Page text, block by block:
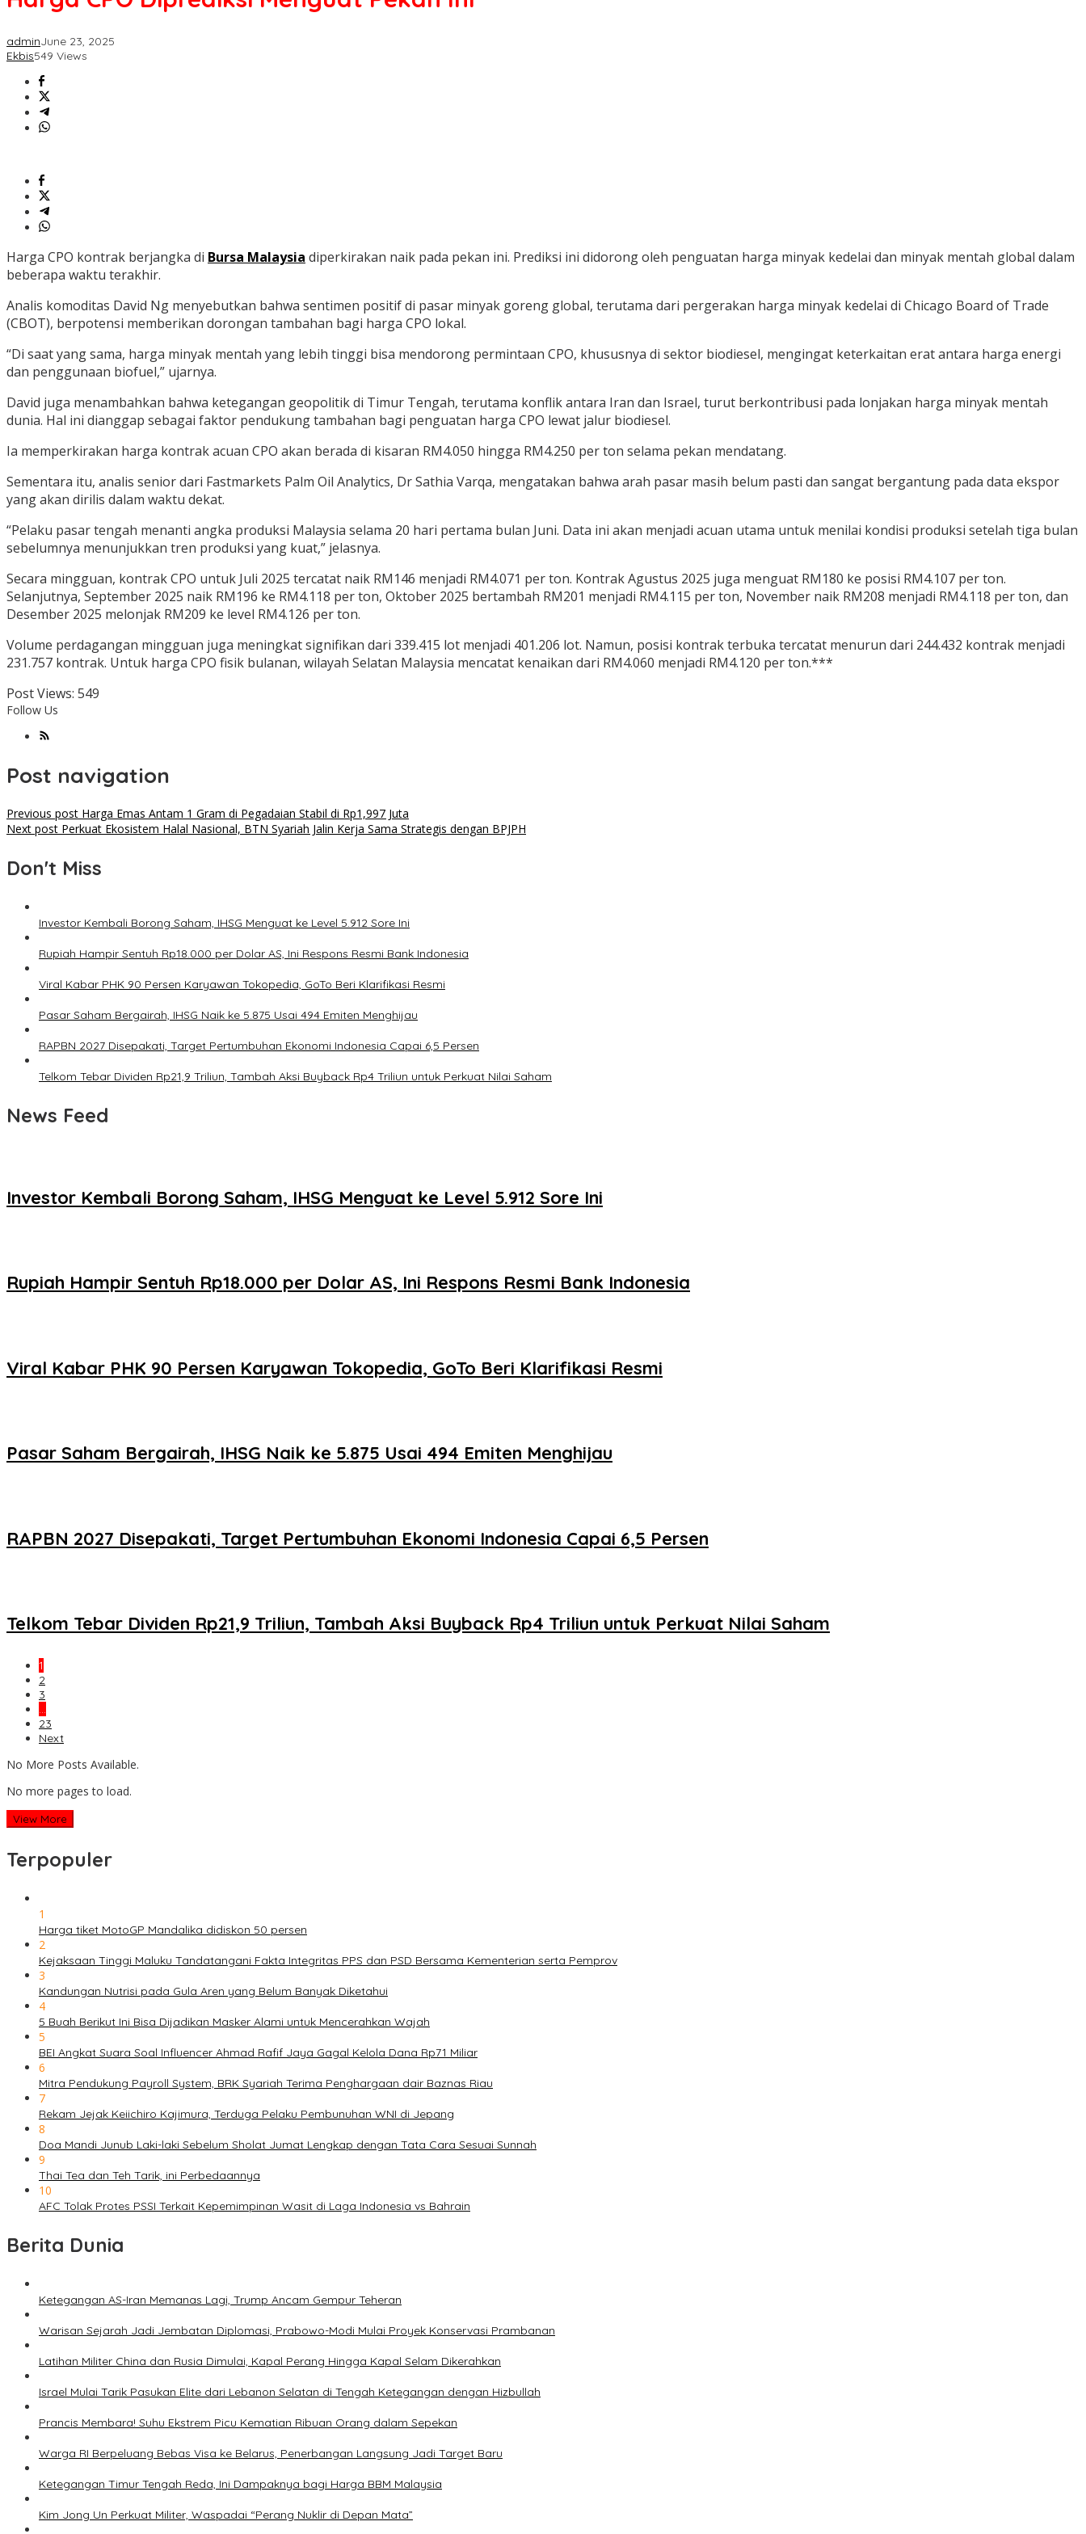
adminJune 23, 2025
Ekbis549 Views
Harga CPO kontrak berjangka di Bursa Malaysia diperkirakan naik pada pekan ini. Prediksi ini didorong oleh penguatan harga minyak kedelai dan minyak mentah global dalam
beberapa waktu terakhir.
Analis komoditas David Ng menyebutkan bahwa sentimen positif di pasar minyak goreng global, terutama dari pergerakan harga minyak kedelai di Chicago Board of Trade
(CBOT), berpotensi memberikan dorongan tambahan bagi harga CPO lokal.
“Di saat yang sama, harga minyak mentah yang lebih tinggi bisa mendorong permintaan CPO, khususnya di sektor biodiesel, mengingat keterkaitan erat antara harga energi
dan penggunaan biofuel,” ujarnya.
David juga menambahkan bahwa ketegangan geopolitik di Timur Tengah, terutama konflik antara Iran dan Israel, turut berkontribusi pada lonjakan harga minyak mentah
dunia. Hal ini dianggap sebagai faktor pendukung tambahan bagi penguatan harga CPO lewat jalur biodiesel.
Ia memperkirakan harga kontrak acuan CPO akan berada di kisaran RM4.050 hingga RM4.250 per ton selama pekan mendatang.
Sementara itu, analis senior dari Fastmarkets Palm Oil Analytics, Dr Sathia Varqa, mengatakan bahwa arah pasar masih belum pasti dan sangat bergantung pada data ekspor
yang akan dirilis dalam waktu dekat.
“Pelaku pasar tengah menanti angka produksi Malaysia selama 20 hari pertama bulan Juni. Data ini akan menjadi acuan utama untuk menilai kondisi produksi setelah tiga bulan
sebelumnya menunjukkan tren produksi yang kuat,” jelasnya.
Secara mingguan, kontrak CPO untuk Juli 2025 tercatat naik RM146 menjadi RM4.071 per ton. Kontrak Agustus 2025 juga menguat RM180 ke posisi RM4.107 per ton.
Selanjutnya, September 2025 naik RM196 ke RM4.118 per ton, Oktober 2025 bertambah RM201 menjadi RM4.115 per ton, November naik RM208 menjadi RM4.118 per ton, dan
Desember 2025 melonjak RM209 ke level RM4.126 per ton.
Volume perdagangan mingguan juga meningkat signifikan dari 339.415 lot menjadi 401.206 lot. Namun, posisi kontrak terbuka tercatat menurun dari 244.432 kontrak menjadi
231.757 kontrak. Untuk harga CPO fisik bulanan, wilayah Selatan Malaysia mencatat kenaikan dari RM4.060 menjadi RM4.120 per ton.***
Post Views: 549
Follow Us
Post navigation
Previous post Harga Emas Antam 1 Gram di Pegadaian Stabil di Rp1,997 Juta
Next post Perkuat Ekosistem Halal Nasional, BTN Syariah Jalin Kerja Sama Strategis dengan BPJPH
Don't Miss
Investor Kembali Borong Saham, IHSG Menguat ke Level 5.912 Sore Ini
Rupiah Hampir Sentuh Rp18.000 per Dolar AS, Ini Respons Resmi Bank Indonesia
Viral Kabar PHK 90 Persen Karyawan Tokopedia, GoTo Beri Klarifikasi Resmi
Pasar Saham Bergairah, IHSG Naik ke 5.875 Usai 494 Emiten Menghijau
RAPBN 2027 Disepakati, Target Pertumbuhan Ekonomi Indonesia Capai 6,5 Persen
Telkom Tebar Dividen Rp21,9 Triliun, Tambah Aksi Buyback Rp4 Triliun untuk Perkuat Nilai Saham
News Feed
Investor Kembali Borong Saham, IHSG Menguat ke Level 5.912 Sore Ini
Rupiah Hampir Sentuh Rp18.000 per Dolar AS, Ini Respons Resmi Bank Indonesia
Viral Kabar PHK 90 Persen Karyawan Tokopedia, GoTo Beri Klarifikasi Resmi
Pasar Saham Bergairah, IHSG Naik ke 5.875 Usai 494 Emiten Menghijau
RAPBN 2027 Disepakati, Target Pertumbuhan Ekonomi Indonesia Capai 6,5 Persen
Telkom Tebar Dividen Rp21,9 Triliun, Tambah Aksi Buyback Rp4 Triliun untuk Perkuat Nilai Saham
1
2
3
…
23
Next
No More Posts Available.
No more pages to load.
View More
Terpopuler
1
Harga tiket MotoGP Mandalika didiskon 50 persen
2
Kejaksaan Tinggi Maluku Tandatangani Fakta Integritas PPS dan PSD Bersama Kementerian serta Pemprov
3
Kandungan Nutrisi pada Gula Aren yang Belum Banyak Diketahui
4
5 Buah Berikut Ini Bisa Dijadikan Masker Alami untuk Mencerahkan Wajah
5
BEI Angkat Suara Soal Influencer Ahmad Rafif Jaya Gagal Kelola Dana Rp71 Miliar
6
Mitra Pendukung Payroll System, BRK Syariah Terima Penghargaan dair Baznas Riau
7
Rekam Jejak Keiichiro Kajimura, Terduga Pelaku Pembunuhan WNI di Jepang
8
Doa Mandi Junub Laki-laki Sebelum Sholat Jumat Lengkap dengan Tata Cara Sesuai Sunnah
9
Thai Tea dan Teh Tarik, ini Perbedaannya
10
AFC Tolak Protes PSSI Terkait Kepemimpinan Wasit di Laga Indonesia vs Bahrain
Berita Dunia
Ketegangan AS-Iran Memanas Lagi, Trump Ancam Gempur Teheran
Warisan Sejarah Jadi Jembatan Diplomasi, Prabowo-Modi Mulai Proyek Konservasi Prambanan
Latihan Militer China dan Rusia Dimulai, Kapal Perang Hingga Kapal Selam Dikerahkan
Israel Mulai Tarik Pasukan Elite dari Lebanon Selatan di Tengah Ketegangan dengan Hizbullah
Prancis Membara! Suhu Ekstrem Picu Kematian Ribuan Orang dalam Sepekan
Warga RI Berpeluang Bebas Visa ke Belarus, Penerbangan Langsung Jadi Target Baru
Ketegangan Timur Tengah Reda, Ini Dampaknya bagi Harga BBM Malaysia
Kim Jong Un Perkuat Militer, Waspadai “Perang Nuklir di Depan Mata”